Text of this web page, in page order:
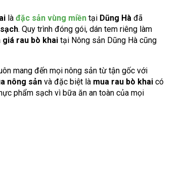
là đặc sản vùng miền tại Dũng Hà đã
. Quy trình đóng gói, dán tem riêng làm
giá rau bò khai tại Nông sản Dũng Hà cũng
mang đến mọi nông sản từ tận gốc với
nông sản và đặc biệt là mua rau bò khai có
phẩm sạch vì bữa ăn an toàn của mọi